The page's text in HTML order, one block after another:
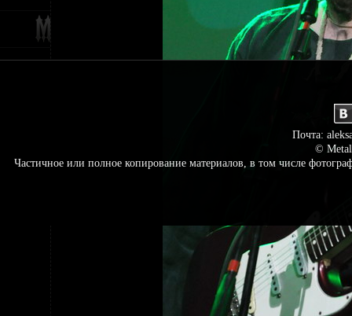
ГЛАВНАЯ
Почта:
©
Частичное или полное копирование материалов, в том числе